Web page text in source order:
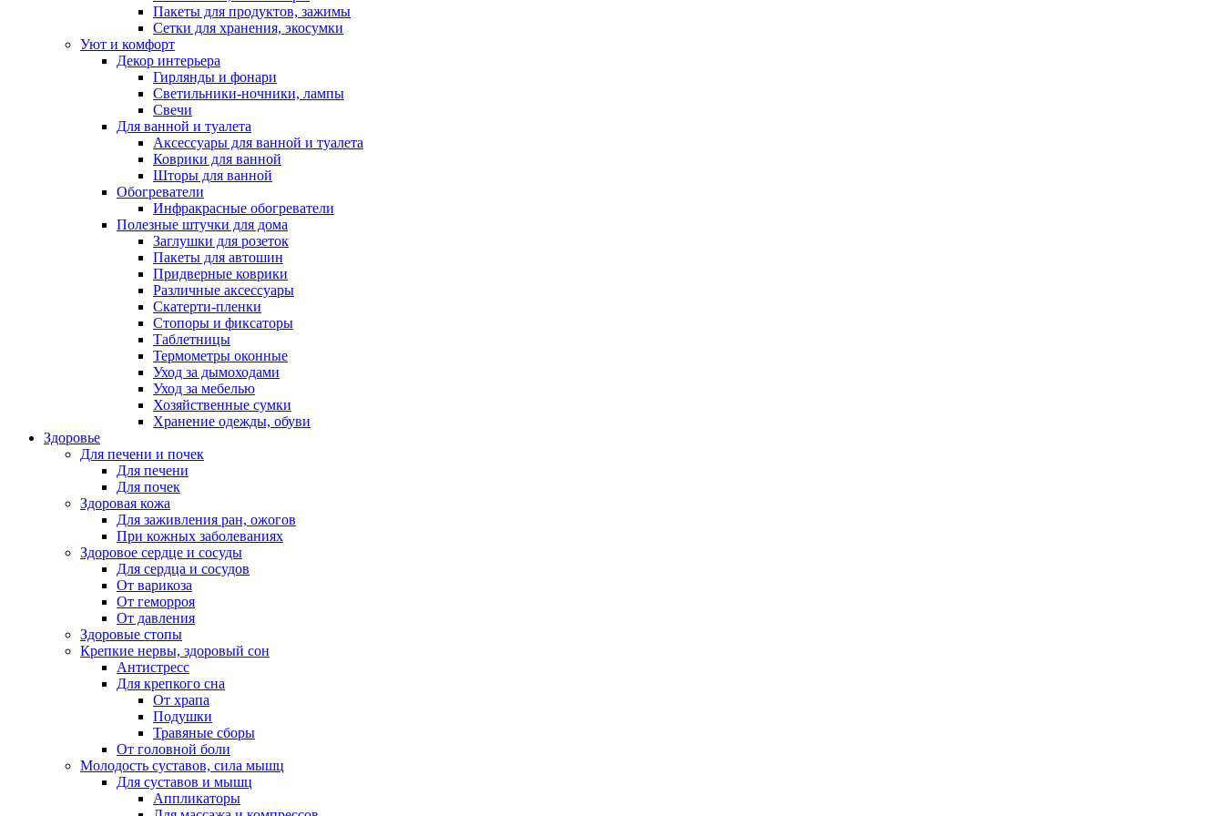
Пакеты для продуктов, зажимы
Сетки для хранения, экосумки
Уют и комфорт
Декор интерьера
Гирлянды и фонари
Светильники-ночники, лампы
Свечи
Для ванной и туалета
Аксессуары для ванной и туалета
Коврики для ванной
Шторы для ванной
Обогреватели
Инфракрасные обогреватели
Полезные штучки для дома
Заглушки для розеток
Пакеты для автошин
Придверные коврики
Различные аксессуары
Скатерти-пленки
Стопоры и фиксаторы
Таблетницы
Термометры оконные
Уход за дымоходами
Уход за мебелью
Хозяйственные сумки
Хранение одежды, обуви
Здоровье
Для печени и почек
Для печени
Для почек
Здоровая кожа
Для заживления ран, ожогов
При кожных заболеваниях
Здоровое сердце и сосуды
Для сердца и сосудов
От варикоза
От геморроя
От давления
Здоровые стопы
Крепкие нервы, здоровый сон
Антистресс
Для крепкого сна
От храпа
Подушки
Травяные сборы
От головной боли
Молодость суставов, сила мышц
Для суставов и мышц
Аппликаторы